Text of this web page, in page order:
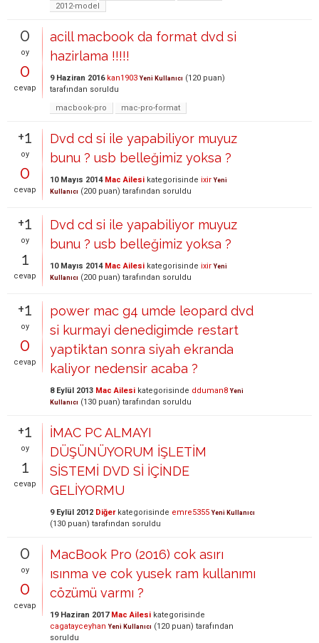
2012-model
0
oy
0
cevap
acill macbook da format dvd si
hazirlama !!!!!
9 Haziran 2016 kan1903 Yeni Kullanıcı (120 puan)
tarafından soruldu
macbook-pro
mac-pro-format
+1
oy
0
cevap
Dvd cd si ile yapabiliyor muyuz
bunu ? usb belleğimiz yoksa ?
10 Mayıs 2014 Mac Ailesi kategorisinde ixir Yeni
Kullanıcı (200 puan) tarafından soruldu
+1
oy
1
cevap
Dvd cd si ile yapabiliyor muyuz
bunu ? usb belleğimiz yoksa ?
10 Mayıs 2014 Mac Ailesi kategorisinde ixir Yeni
Kullanıcı (200 puan) tarafından soruldu
+1
oy
0
cevap
power mac g4 umde leopard dvd
si kurmayi denedigimde restart
yaptiktan sonra siyah ekranda
kaliyor nedensir acaba ?
8 Eylül 2013 Mac Ailesi kategorisinde dduman8 Yeni
Kullanıcı (130 puan) tarafından soruldu
+1
oy
1
cevap
İMAC PC ALMAYI
DÜŞÜNÜYORUM İŞLETİM
SİSTEMİ DVD Sİ İÇİNDE
GELİYORMU
9 Eylül 2012 Diğerkategorisinde emre5355 Yeni Kullanıcı
(130 puan) tarafından soruldu
0
oy
0
cevap
MacBook Pro (2016) cok asırı
ısınma ve cok yusek ram kullanımı
cözümü varmı ?
19 Haziran 2017 Mac Ailesi kategorisinde
cagatayceyhan Yeni Kullanıcı (120 puan) tarafından
soruldu